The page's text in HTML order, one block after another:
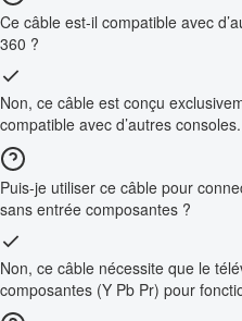
Ce câble est-il compatible avec
360 ?
Non, ce câble est conçu
compatible avec d’autres consoles.
Puis-je utiliser ce câble pour
sans entrée composantes ?
Non, ce câble nécessite que le
composantes (Y Pb Pr) pour